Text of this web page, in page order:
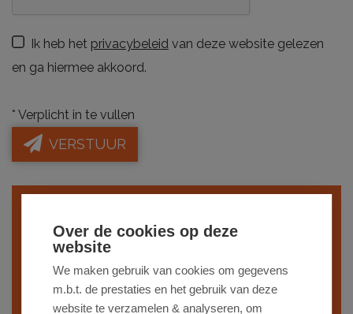
Ik heb het privacybeleid van deze website gelezen
en ga hiermee akkoord.
* Verplicht in te vullen
VERSTUUR
pand,schrijf je dan in
op onze nieuwsbrief
en blijf op de hoogte van onsrecentste
aanbod.
Over de cookies op deze
website
We maken gebruik van cookies om gegevens
m.b.t. de prestaties en het gebruik van deze
website te verzamelen & analyseren, om